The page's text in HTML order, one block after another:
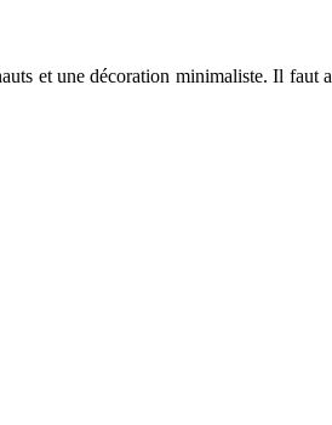
et une décoration minimaliste. Il faut